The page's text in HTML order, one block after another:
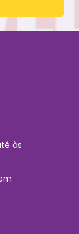
às